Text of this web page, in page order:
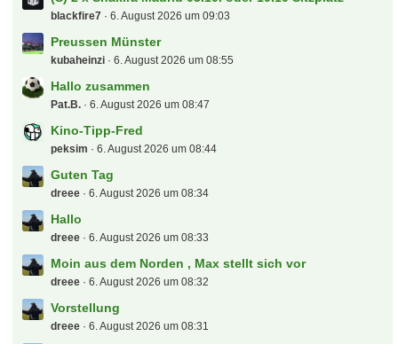
blackfire7 6. August 2026 um 09:03
Preussen Münster
kubaheinzi 6. August 2026 um 08:55
Hallo zusammen
Pat.B. 6. August 2026 um 08:47
Kino-Tipp-Fred
peksim 6. August 2026 um 08:44
Guten Tag
dreee 6. August 2026 um 08:34
Hallo
dreee 6. August 2026 um 08:33
Moin aus dem Norden , Max stellt sich vor
dreee 6. August 2026 um 08:32
Vorstellung
dreee 6. August 2026 um 08:31